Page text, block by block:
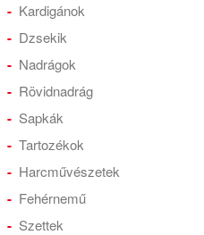
Kardigánok
Dzsekik
Nadrágok
Rövidnadrág
Sapkák
Tartozékok
Harcművészetek
Fehérnemű
Szettek